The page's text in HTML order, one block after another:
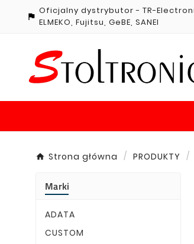

Oficjalny dystrybutor - TR-
ELMEKO, Fujitsu, GeBE, SANEI
Strona główna PRODUKTY
Marki
ADATA
CUSTOM